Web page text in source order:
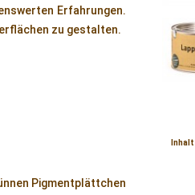
Erfahrungen.
zu gestalten.
Pigmentplättchen
Inhalt